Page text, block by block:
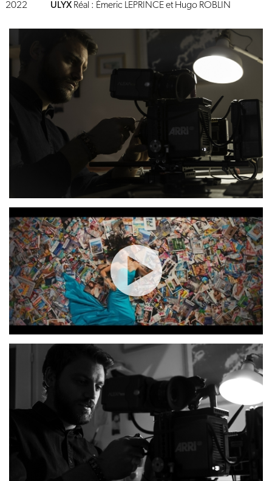
2022 ULYXRéal : Émeric LEPRINCE et Hugo ROBLIN